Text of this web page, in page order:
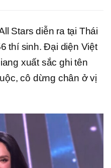
Stars diễn ra tại Thái
thí sinh. Đại diện Việt
xuất sắc ghi tên
cô dừng chân ở vị